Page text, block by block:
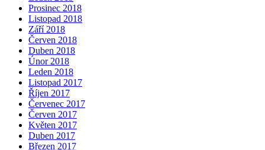
Prosinec 2018
Listopad 2018
Září 2018
Červen 2018
Duben 2018
Únor 2018
Leden 2018
Listopad 2017
Říjen 2017
Červenec 2017
Červen 2017
Květen 2017
Duben 2017
Březen 2017